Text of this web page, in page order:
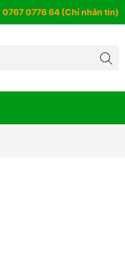
0767 0776 64 (Chỉ nhắn tin)